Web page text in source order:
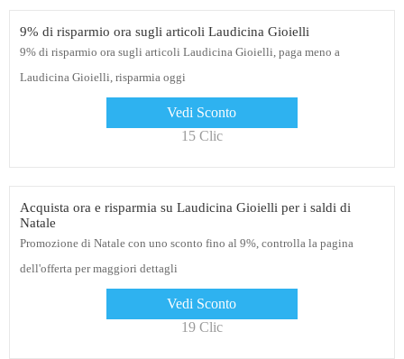
9% di risparmio ora sugli articoli Laudicina Gioielli
9% di risparmio ora sugli articoli Laudicina Gioielli, paga meno a
Laudicina Gioielli, risparmia oggi
Vedi Sconto
15 Clic
Acquista ora e risparmia su Laudicina Gioielli per i saldi di
Natale
Promozione di Natale con uno sconto fino al 9%, controlla la pagina
dell'offerta per maggiori dettagli
Vedi Sconto
19 Clic